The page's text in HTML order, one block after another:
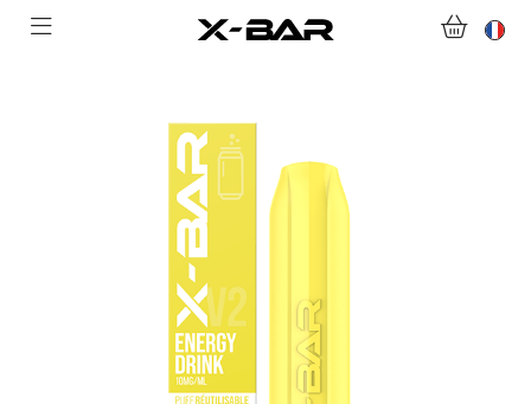
COLLECTIONS
NOUS CONTACTER
FOIRE AUX QUESTIONS
DEVENIR REVENDEUR